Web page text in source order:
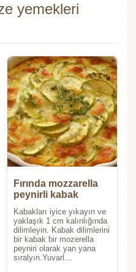
yemekleri
Fırında mozzarella
peynirli kabak
Kabakları iyice yıkayın ve
yaklaşık 1 cm kalınlığında
dilimleyin. Kabak dilimlerini
bir kabak bir mozerella
peyniri olarak yan yana
sıralyın.Yuvarl...